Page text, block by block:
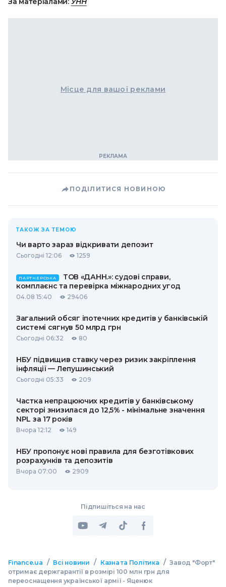
Місце для вашої реклами
ПОДІЛИТИСЯ НОВИНОЮ
ТАКОЖ ЗА ТЕМОЮ
Чи варто зараз відкривати депозит
Сьогодні 12:06 1259
ПАРТНЕРСЬКА
ТОВ «ДАНН.»: судові справи,
комплаєнс та перевірка міжнародних угод
04.08 15:40 29406
Загальний обсяг іпотечних кредитів у банківській
системі сягнув 50 млрд грн
Сьогодні 06:32 80
НБУ підвищив ставку через ризик закріплення
інфляції — Лепушинський
Сьогодні 05:33 209
Частка непрацюючих кредитів у банківському
секторі знизилася до 12,5% - мінімальне значення
NPL за 17 років
Вчора 12:12 149
НБУ пропонує нові правила для безготівкових
розрахунків та депозитів
Вчора 07:00 2909
Підпишіться на нас
Finance.ua / Всі новини / Казна та Політика / Завод "Форт"
отримає держгарантії в розмірі 100 млн грн для
переоснащення української армії - Яценюк